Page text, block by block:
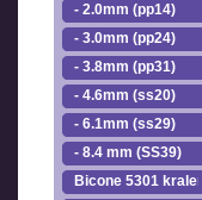
- 2.0mm (pp14)
- 3.0mm (pp24)
- 3.8mm (pp31)
- 4.6mm (ss20)
- 6.1mm (ss29)
- 8.4 mm (SS39)
Bicone 5301 kralen.